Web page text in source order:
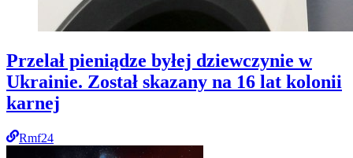
Przelał pieniądze byłej dziewczynie w
Ukrainie. Został skazany na 16 lat kolonii
karnej
Rmf24